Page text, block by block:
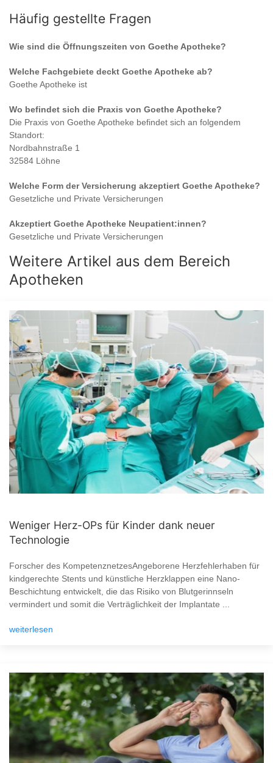
Häufig gestellte Fragen
Wie sind die Öffnungszeiten von Goethe Apotheke?
Welche Fachgebiete deckt Goethe Apotheke ab?
Goethe Apotheke ist
Wo befindet sich die Praxis von Goethe Apotheke?
Die Praxis von Goethe Apotheke befindet sich an folgendem
Standort:
Nordbahnstraße 1
32584 Löhne
Welche Form der Versicherung akzeptiert Goethe Apotheke?
Gesetzliche und Private Versicherungen
Akzeptiert Goethe Apotheke Neupatient:innen?
Gesetzliche und Private Versicherungen
Weitere Artikel aus dem Bereich
Apotheken
Weniger Herz-OPs für Kinder dank neuer
Technologie
Forscher des KompetenznetzesAngeborene Herzfehlerhaben für
kindgerechte Stents und künstliche Herzklappen eine Nano-
Beschichtung entwickelt, die das Risiko von Blutgerinnseln
vermindert und somit die Verträglichkeit der Implantate ...
weiterlesen